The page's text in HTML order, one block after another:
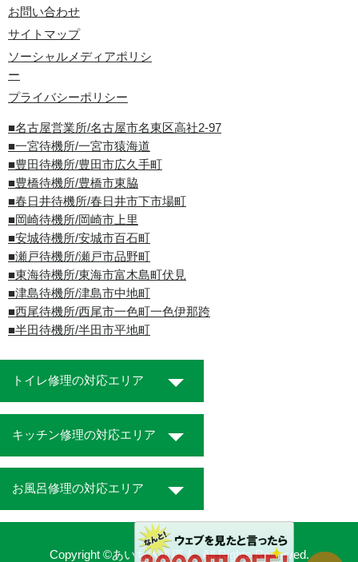
お問い合わせ
サイトマップ
ソーシャルメディアポリシ
ー
プライバシーポリシー
■名古屋営業所/名古屋市名東区高社2-97
■一宮待機所/一宮市猿海道
■豊田待機所/豊田市広久手町
■豊橋待機所/豊橋市東脇
■春日井待機所/春日井市下市場町
■岡崎待機所/岡崎市上里
■安城待機所/安城市百石町
■瀬戸待機所/瀬戸市品野町
■東海待機所/東海市富木島町伏見
■津島待機所/津島市中地町
■西尾待機所/西尾市一色町一色伊那跨
■半田待機所/半田市平地町
トイレ修理の対応エリア
キッチン修理の対応エリア
お風呂修理の対応エリア
Copyright ©あいち水道職人. All Rights Reserved.